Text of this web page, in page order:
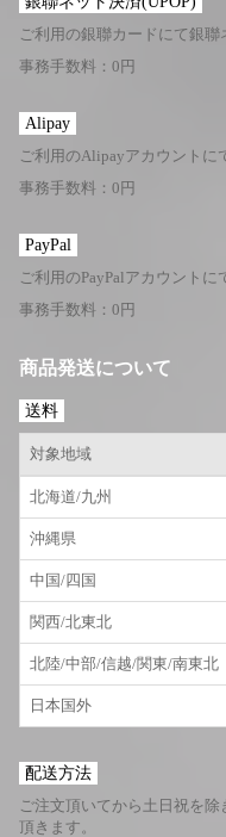
ご利用の銀聯カードにて銀聯
事務手数料：0円
Alipay
ご利用のAlipayアカウントに
事務手数料：0円
PayPal
ご利用のPayPalアカウントに
事務手数料：0円
商品発送について
送料
対象地域
北海道/九州
沖縄県
中国/四国
関西/北東北
北陸/中部/信越/関東/南東北
日本国外
配送方法
ご注文頂いてから土日祝を
頂きます。